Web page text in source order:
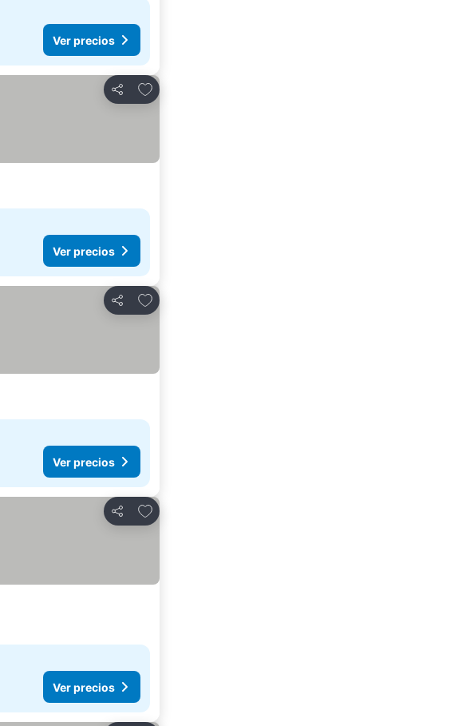
Ver precios
Compartir
Agregar a favoritos
Ver precios
Compartir
Agregar a favoritos
Ver precios
Compartir
Agregar a favoritos
Ver precios